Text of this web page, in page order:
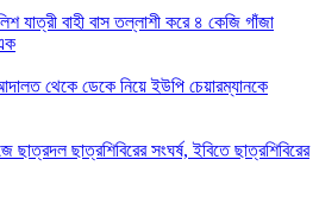
যাত্রী বাহী বাস তল্লাশী করে ৪ কেজি গাঁজা
থেকে ডেকে নিয়ে ইউপি চেয়ারম্যানকে
ছাত্রদল ছাত্রশিবিরের সংঘর্ষ, ইবিতে ছাত্রশিবিরের